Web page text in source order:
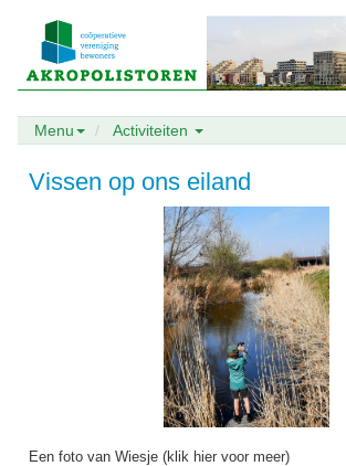
Menu Activiteiten
Vissen op ons eiland
Een foto van Wiesje (klik hier voor meer)